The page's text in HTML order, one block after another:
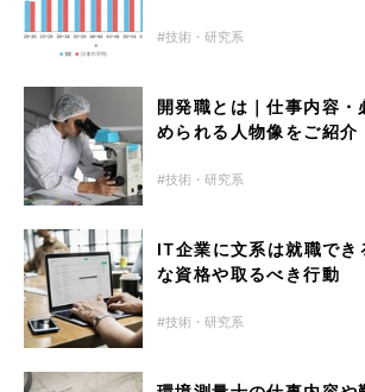
技術・研究系
開発職とは｜仕事内容・
められる人物像をご紹介
技術・研究系
IT企業に文系は就職でき
な資格や取るべき行動
技術・研究系